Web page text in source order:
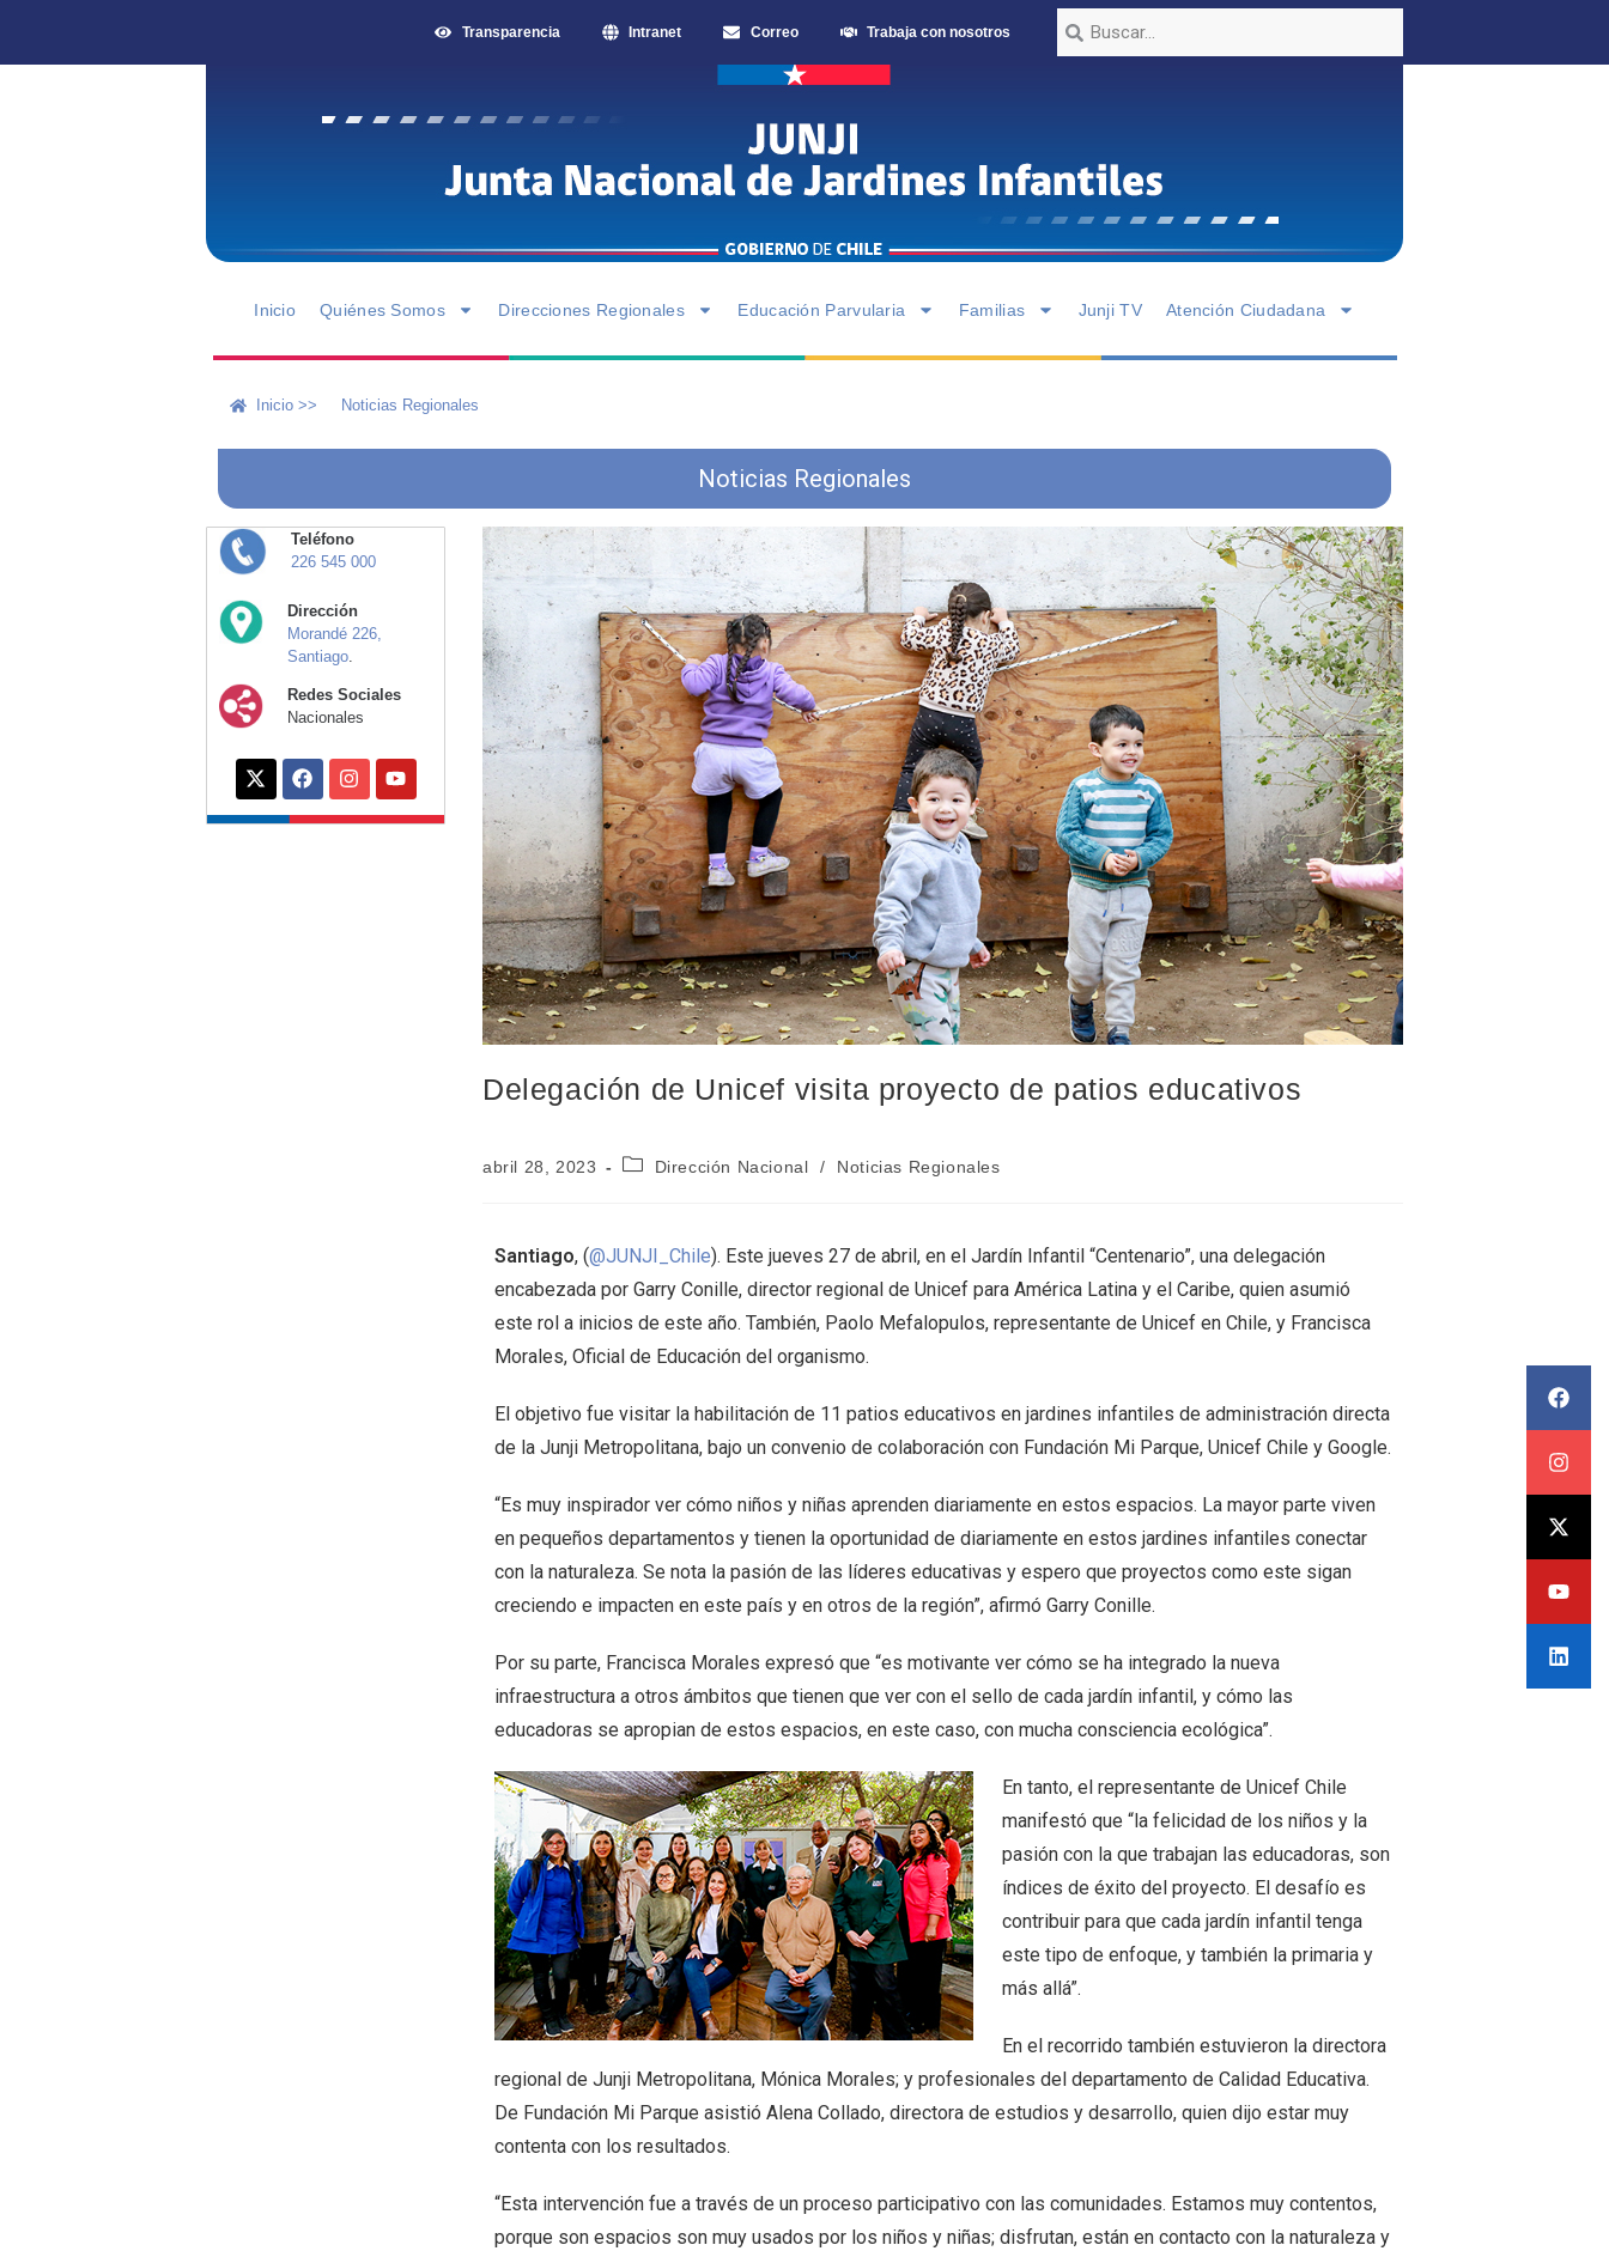
Transparencia Intranet Correo Trabaja con nosotros
Inicio Quiénes Somos Direcciones Regionales Educación Parvularia Familias Junji TV Atención Ciudadana
Inicio >> Noticias Regionales
Noticias Regionales
Teléfono
226 545 000
Dirección
Morandé 226,
Santiago.
Redes Sociales
Nacionales
Delegación de Unicef visita proyecto de patios educativos
abril 28, 2023 Dirección Nacional / Noticias Regionales
Santiago, (@JUNJI_Chile). Este jueves 27 de abril, en el Jardín Infantil “Centenario”, una delegación
encabezada por Garry Conille, director regional de Unicef para América Latina y el Caribe, quien asumió
este rol a inicios de este año. También, Paolo Mefalopulos, representante de Unicef en Chile, y Francisca
Morales, Oficial de Educación del organismo.
El objetivo fue visitar la habilitación de 11 patios educativos en jardines infantiles de administración directa
de la Junji Metropolitana, bajo un convenio de colaboración con Fundación Mi Parque, Unicef Chile y Google.
“Es muy inspirador ver cómo niños y niñas aprenden diariamente en estos espacios. La mayor parte viven
en pequeños departamentos y tienen la oportunidad de diariamente en estos jardines infantiles conectar
con la naturaleza. Se nota la pasión de las líderes educativas y espero que proyectos como este sigan
creciendo e impacten en este país y en otros de la región”, afirmó Garry Conille.
Por su parte, Francisca Morales expresó que “es motivante ver cómo se ha integrado la nueva
infraestructura a otros ámbitos que tienen que ver con el sello de cada jardín infantil, y cómo las
educadoras se apropian de estos espacios, en este caso, con mucha consciencia ecológica”.
En tanto, el representante de Unicef Chile
manifestó que “la felicidad de los niños y la
pasión con la que trabajan las educadoras, son
índices de éxito del proyecto. El desafío es
contribuir para que cada jardín infantil tenga
este tipo de enfoque, y también la primaria y
más allá”.
En el recorrido también estuvieron la directora
regional de Junji Metropolitana, Mónica Morales; y profesionales del departamento de Calidad Educativa.
De Fundación Mi Parque asistió Alena Collado, directora de estudios y desarrollo, quien dijo estar muy
contenta con los resultados.
“Esta intervención fue a través de un proceso participativo con las comunidades. Estamos muy contentos,
porque son espacios son muy usados por los niños y niñas; disfrutan, están en contacto con la naturaleza y